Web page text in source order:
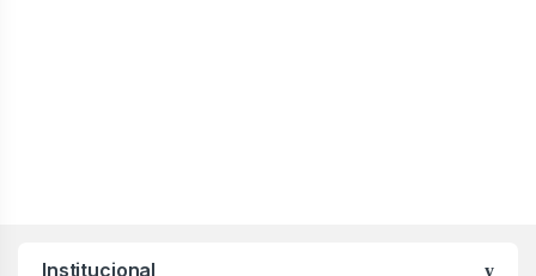
Institucional